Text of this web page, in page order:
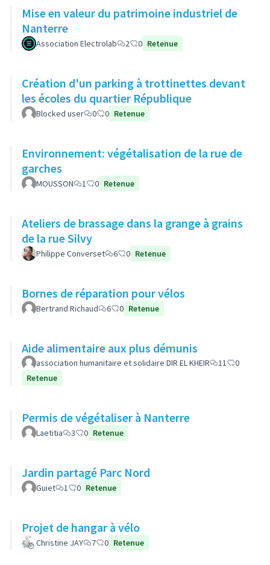
Mise en valeur du patrimoine industriel de
Nanterre
Association Electrolab 2 0 Retenue
Création d'un parking à trottinettes devant
les écoles du quartier République
Blocked user 0 0 Retenue
Environnement: végétalisation de la rue de
garches
MOUSSON 1 0 Retenue
Ateliers de brassage dans la grange à grains
de la rue Silvy
Philippe Converset 6 0 Retenue
Bornes de réparation pour vélos
Bertrand Richaud 6 0 Retenue
Aide alimentaire aux plus démunis
association humanitaire et solidaire DIR EL KHEIR 11
0
Retenue
Permis de végétaliser à Nanterre
Laetitia 3 0 Retenue
Jardin partagé Parc Nord
Guiet 1 0 Retenue
Projet de hangar à vélo
Christine JAY 7 0 Retenue